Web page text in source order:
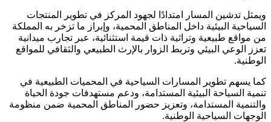
ويمثل تدشين المسار امتدادًا لجهود المركز في تطوير المنتجات
السياحية البيئية داخل المناطق المحمية، وإبراز ما تزخر به المملكة
من مواقع طبيعية وتراثية ذات قيمة استثنائية، عبر تجارب ميدانية
تعزز الوعي البيئي وتربط الزوار بالإرث الطبيعي والثقافي للمواقع
الوطنية.
كما يسهم تطوير المسارات السياحية في المحميات الطبيعية في
تنمية السياحة البيئية المستدامة، ودعم مستهدفات جودة الحياة
والتنمية المستدامة، وتعزيز حضور المناطق المحمية ضمن منظومة
الوجهات السياحية الوطنية.